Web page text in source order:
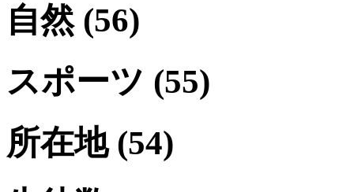
自然 (56)
スポーツ (55)
所在地 (54)